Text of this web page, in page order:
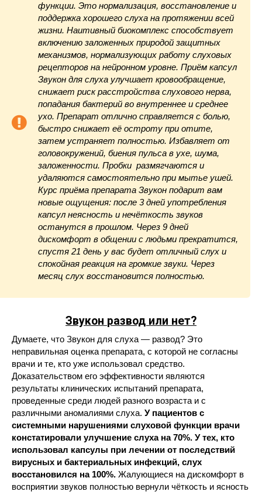
функции. Это нормализация, восстановление и
поддержка хорошего слуха на протяжении всей
жизни. Наитивный биокомплекс способствует
включению заложенных природой защитных
механизмов, нормализующих работу слуховых
рецепторов на нейронном уровне. Приём капсул
Звукон для слуха улучшает кровообращение,
снижает риск расстройства слухового нерва,
попадания бактерий во внутреннее и среднее
ухо. Препарат отлично справляется с болью,
быстро снижает её остроту при отите,
затем устраняет полностью. Избавляет от
головокружений, биения пульса в ухе, шума,
заложенности. Пробки размягчаются и
удаляются самостоятельно при мытье ушей.
Курс приёма препарата Звукон подарит вам
новые ощущения: после 3 дней употребления
капсул неясность и нечёткость звуков
останутся в прошлом. Через 9 дней
дискомфорт в общении с людьми прекратится,
спустя 21 день у вас будет отличный слух и
спокойная реакция на громкие звуки. Через
месяц слух восстановится полностью.
Звукон развод или нет?
Думаете, что Звукон для слуха — развод? Это
неправильная оценка препарата, с которой не согласны
врачи и те, кто уже использовал средство.
Доказательством его эффективности являются
результаты клинических испытаний препарата,
проведенные среди людей разного возраста и с
различными аномалиями слуха. У пациентов с
системными нарушениями слуховой функции врачи
констатировали улучшение слуха на 70%. У тех, кто
использовал капсулы при лечении от последствий
вирусных и бактериальных инфекций, слух
восстановился на 100%. Жалующиеся на дискомфорт в
восприятии звуков полностью вернули чёткость и ясность